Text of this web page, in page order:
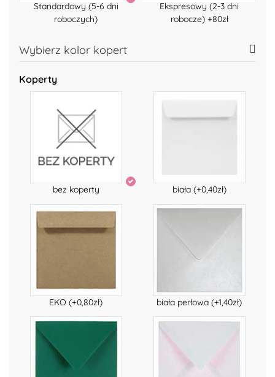
Standardowy (5-6 dni
roboczych)
Ekspresowy (2-3 dni
robocze) +80zł
Wybierz kolor kopert
Koperty
bez koperty biała (+0,40zł)
EKO (+0,80zł) biała perłowa (+1,40zł)